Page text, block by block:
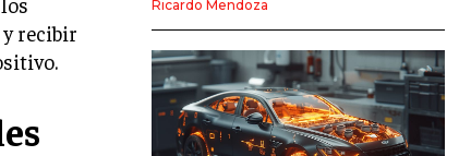
EMPRENDIMIENTO
PLANIFICACIÓN EMPRESARIAL
y recibir
Ricardo Mendoza